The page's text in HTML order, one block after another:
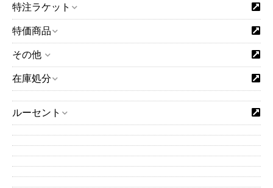
特注ラケット
特価商品
その他
在庫処分
ルーセント